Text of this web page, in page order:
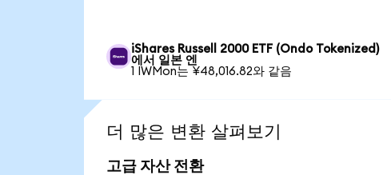
iShares Russell 2000 ETF (Ondo Tokenized)
에서 일본 엔
1 IWMon는 ¥48,016.82와 같음
더 많은 변환 살펴보기
고급 자산 전환